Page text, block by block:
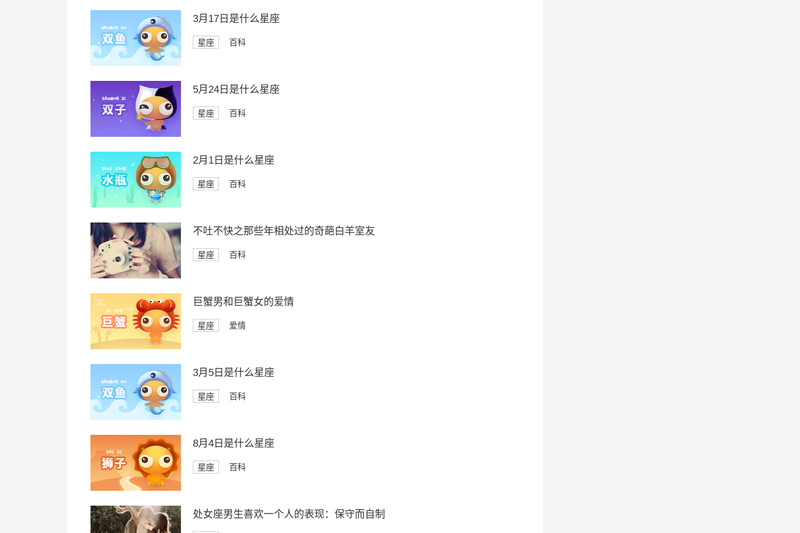
3月17日是什么星座
星座 百科
5月24日是什么星座
星座 百科
2月1日是什么星座
星座 百科
不吐不快之那些年相处过的奇葩白羊室友
星座 百科
巨蟹男和巨蟹女的爱情
星座 爱情
3月5日是什么星座
星座 百科
8月4日是什么星座
星座 百科
处女座男生喜欢一个人的表现：保守而自制